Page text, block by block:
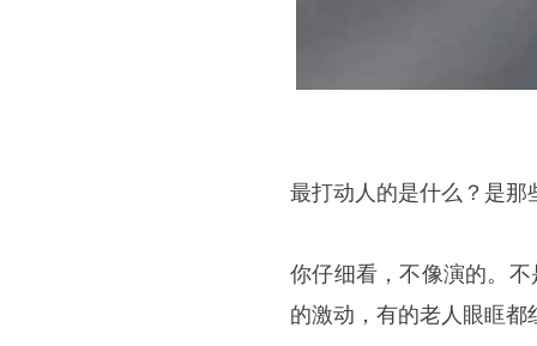
最打动人的是什么？是那
你仔细看，不像演的。
的激动，有的老人眼眶